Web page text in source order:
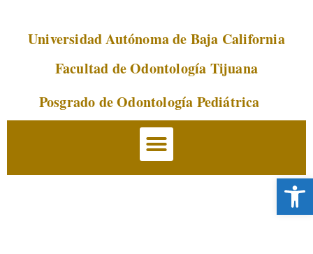
Abrir
SaltarUniversidad Autónoma de Baja California
Facultad de Odontología Tijuana
Posgrado de Odontología Pediátrica